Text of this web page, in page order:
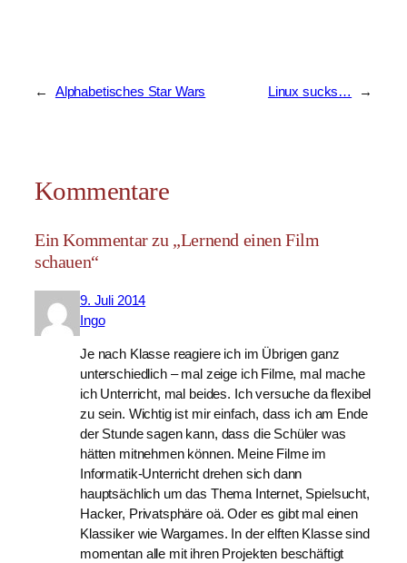
← Alphabetisches Star Wars Linux sucks… →
Kommentare
Ein Kommentar zu „Lernend einen Film
schauen“
9. Juli 2014
Ingo
Je nach Klasse reagiere ich im Übrigen ganz
unterschiedlich – mal zeige ich Filme, mal mache
ich Unterricht, mal beides. Ich versuche da flexibel
zu sein. Wichtig ist mir einfach, dass ich am Ende
der Stunde sagen kann, dass die Schüler was
hätten mitnehmen können. Meine Filme im
Informatik-Unterricht drehen sich dann
hauptsächlich um das Thema Internet, Spielsucht,
Hacker, Privatsphäre oä. Oder es gibt mal einen
Klassiker wie Wargames. In der elften Klasse sind
momentan alle mit ihren Projekten beschäftigt